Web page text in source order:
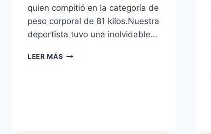
quien compitió en la categoría de
peso corporal de 81 kilos.Nuestra
deportista tuvo una inolvidable…
LEER MÁS CAMPEONATO